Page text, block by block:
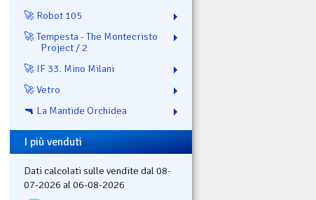
🚀 Robot 105
🚀 Tempesta - The Montecristo
Project / 2
🚀 IF 33. Mino Milani
🚀 Vetro
🔫 La Mantide Orchidea
I più venduti
Dati calcolati sulle vendite dal 08-
07-2026 al 06-08-2026